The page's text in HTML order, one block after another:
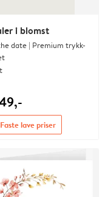
i blomst
date | Premium trykk-
Faste lave priser